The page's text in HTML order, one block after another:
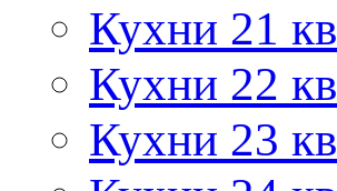
Кухни 21
Кухни 22
Кухни 23